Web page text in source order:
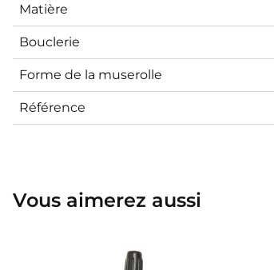
Matière
Bouclerie
Forme de la muserolle
Référence
Vous aimerez aussi